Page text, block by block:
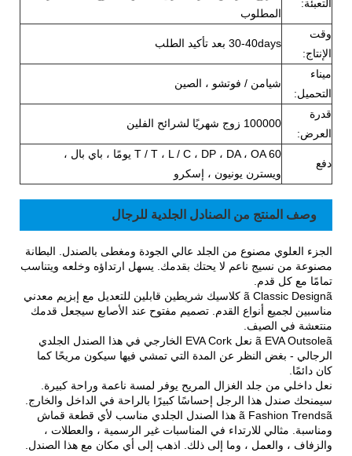
التعبئة:
المطلوب
وقت
الإنتاج:
30-40days بعد تأكيد الطلب
ميناء
التحميل:
شيامن / فوتشو ، الصين
قدرة
العرض:
100000 زوج شهريًا لشرائح الفلين
دفع
T / T ، L / C ، DP ، DA ، OA 60 يومًا ، باي بال ،
ويسترن يونيون ، إسكرو
وصف المنتج من الصنادل الجلدية للرجال
الجزء العلوي مصنوع من الجلد عالي الجودة ومغطى بالصندل. البطانة
مصنوعة من نسيج ناعم لا يحتك بقدمك. يسهل ارتداؤه وخلعه ويتناسب
تمامًا مع كل قدم.
ã Classic Designã كلاسيك شريطين قابلين للتعديل مع إبزيم معدني
مناسبين لجميع أنواع القدم. تصميم مفتوح عند الأصابع سيجعل قدمك
منتعشة في الصيف.
ã EVA Outsoleã نعل EVA Cork الخارجي في هذا الصندل الجلدي
الرجالي - بغض النظر عن المدة التي تمشي فيها سيكون مريحًا كما
كان دائمًا.
نعل داخلي من جلد الغزال المريح يوفر لمسة ناعمة وراحة كبيرة.
سيمنحك صندل هذا الرجل إحساسًا كبيرًا بالراحة في الداخل والخارج.
ã Fashion Trendsã هذا الصندل الجلدي مناسب لأي قطعة قماش
ومناسبة. مثالي للارتداء في المناسبات غير الرسمية ، والعطلات ،
والزفاف ، والعمل ، وما إلى ذلك. اذهب إلى أي مكان مع هذا الصندل.